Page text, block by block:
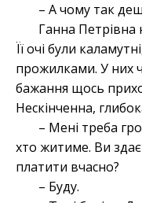
– А чому так
Ганна Петрівна
Її очі були
прожилками. У них
бажання щось
Нескінченна,
– Мені треба
хто житиме. Ви
платити вчасно?
– Буду.